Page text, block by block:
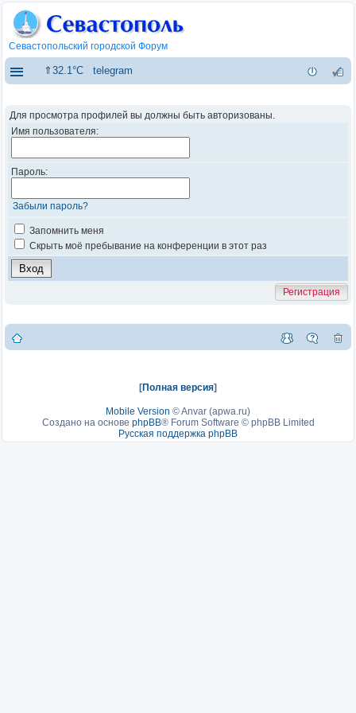
Севастопольский городской Форум
⇑32.1°C telegram
Для просмотра профилей вы должны быть авторизованы.
Имя пользователя:
Пароль:
Забыли пароль?
Запомнить меня
Скрыть моё пребывание на конференции в этот раз
Регистрация
[Полная версия]
Mobile Version ©Anvar (apwa.ru)
Создано на основе phpBB® Forum Software © phpBB Limited
Русская поддержка phpBB